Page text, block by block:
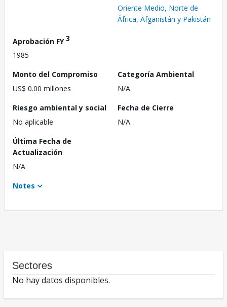
Oriente Medio, Norte de
África, Afganistán y Pakistán
Aprobación FY3
1985
Monto del Compromiso
US$ 0.00 millones
Categoría Ambiental
N/A
Riesgo ambiental y social
No aplicable
Fecha de Cierre
N/A
Última Fecha de
Actualización
N/A
Notes
Sectores
No hay datos disponibles.